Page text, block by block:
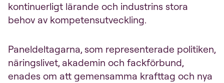
kontinuerligt lärande och industrins stora
behov av kompetensutveckling.
Paneldeltagarna, som representerade politiken,
näringslivet, akademin och fackförbund,
enades om att gemensamma krafttag och nya